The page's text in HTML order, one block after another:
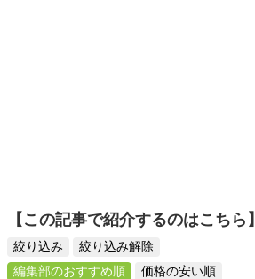
【この記事で紹介するのはこちら】
絞り込み
絞り込み解除
編集部のおすすめ順
価格の安い順